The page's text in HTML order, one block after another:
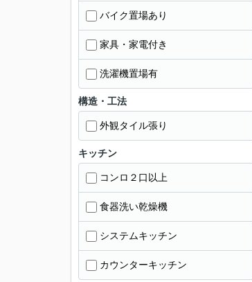
バイク置場あり
家具・家電付き
洗濯機置場有
構造・工法
外観タイル張り
キッチン
コンロ２口以上
食器洗い乾燥機
システムキッチン
カウンターキッチン